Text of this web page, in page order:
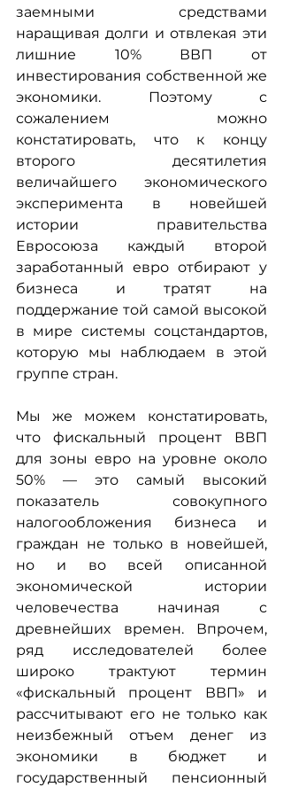
заемными средствами
наращивая долги и отвлекая эти
лишние 10% ВВП от
инвестирования собственной же
экономики. Поэтому с
сожалением можно
констатировать, что к концу
второго десятилетия
величайшего экономического
эксперимента в новейшей
истории правительства
Евросоюза каждый второй
заработанный евро отбирают у
бизнеса и тратят на
поддержание той самой высокой
в мире системы соцстандартов,
которую мы наблюдаем в этой
группе стран.
Мы же можем констатировать,
что фискальный процент ВВП
для зоны евро на уровне около
50% — это самый высокий
показатель совокупного
налогообложения бизнеса и
граждан не только в новейшей,
но и во всей описанной
экономической истории
человечества начиная с
древнейших времен. Впрочем,
ряд исследователей более
широко трактуют термин
«фискальный процент ВВП» и
рассчитывают его не только как
неизбежный отъем денег из
экономики в бюджет и
государственный пенсионный